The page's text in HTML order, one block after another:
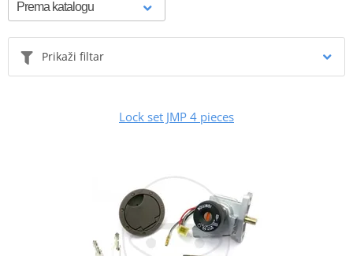
Prikaži filtar
Lock set JMP 4 pieces